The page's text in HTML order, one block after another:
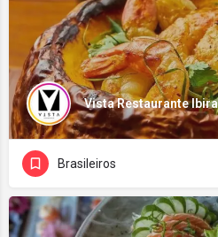
Vista Restaurante
Brasileiros